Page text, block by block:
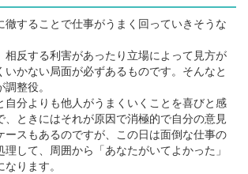
することで仕事がうまく回っていきそうな
反する利害があったり立場によって見方が
いかない局面が必ずあるものです。そんなと
整役。
分よりも他人がうまくいくことを喜びと感
、ときにはそれが原因で消極的で自分の意見
ースもあるのですが、この日は面倒な仕事の
理して、周囲から「あなたがいてよかった」
ります。